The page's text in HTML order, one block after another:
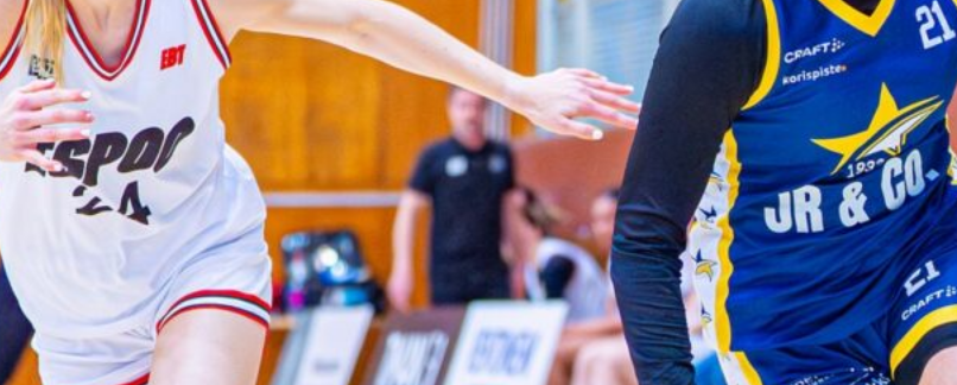
Suomen 15-vuotiaiden tyttöjen
maajoukkue jatkoi
voittokulkuaan Lohjalla
pelattavassa Nordic Open -
turnauksessa kaatamalla
Islannin vakuuttavasti 70–47.
Sudenpennut kohtaa huomenna
turnauksen päätösottelussa
Latvian klo 15.